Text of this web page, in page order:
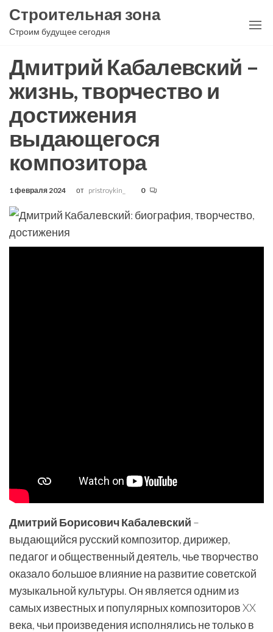
Перейти
Строительная зона
Строим будущее сегодня
Дмитрий Кабалевский –
жизнь, творчество и
достижения
выдающегося
композитора
1 февраля 2024 от pristroykin_ 0
Дмитрий Борисович Кабалевский –
выдающийся русский композитор, дирижер,
педагог и общественный деятель, чье творчество
оказало большое влияние на развитие советской
музыкальной культуры. Он является одним из
самых известных и популярных композиторов XX
века, чьи произведения исполнялись не только в